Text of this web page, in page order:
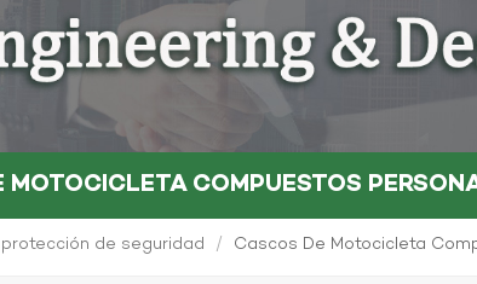
MOTOCICLETA COMPUESTOS
de seguridad / Cascos De Motocicleta